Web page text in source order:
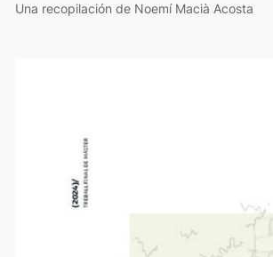
Una recopilación de Noemí Macià Acosta